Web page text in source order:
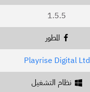
1.5.5
المطور
Playrise Digital Ltd
نظام التشغيل